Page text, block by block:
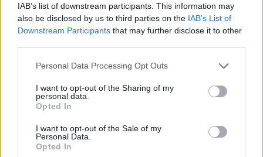
IAB’s list of downstream participants. This information may
also be disclosed by us to third parties on the IAB’s List of
Downstream Participants that may further disclose it to other
Please note that this website/app uses one or more Google
not limited to your visit or usage behaviour. You may click to
grant or deny consent to Google and its third-party tags to
use your data for below specified purposes in below Google
consent section.
Personal Data Processing Opt Outs
I want to opt-out of the Sharing of my
personal data.
Opted In
I want to opt-out of the Sale of my
Personal Data.
Opted In
competitivo significativo. È fondamentale agire,
poiché il futuro è già presente.
Staff